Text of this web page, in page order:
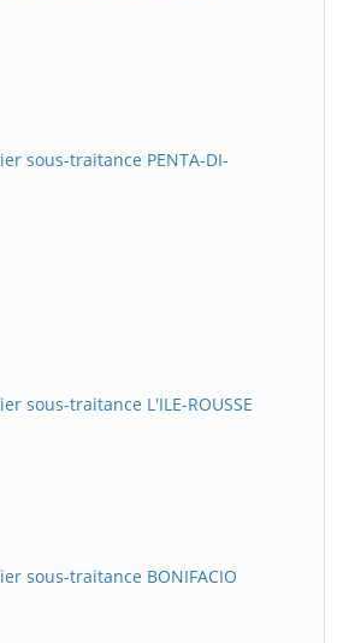
sous-traitance PENTA-DI-
sous-traitance L'ILE-ROUSSE
sous-traitance BONIFACIO